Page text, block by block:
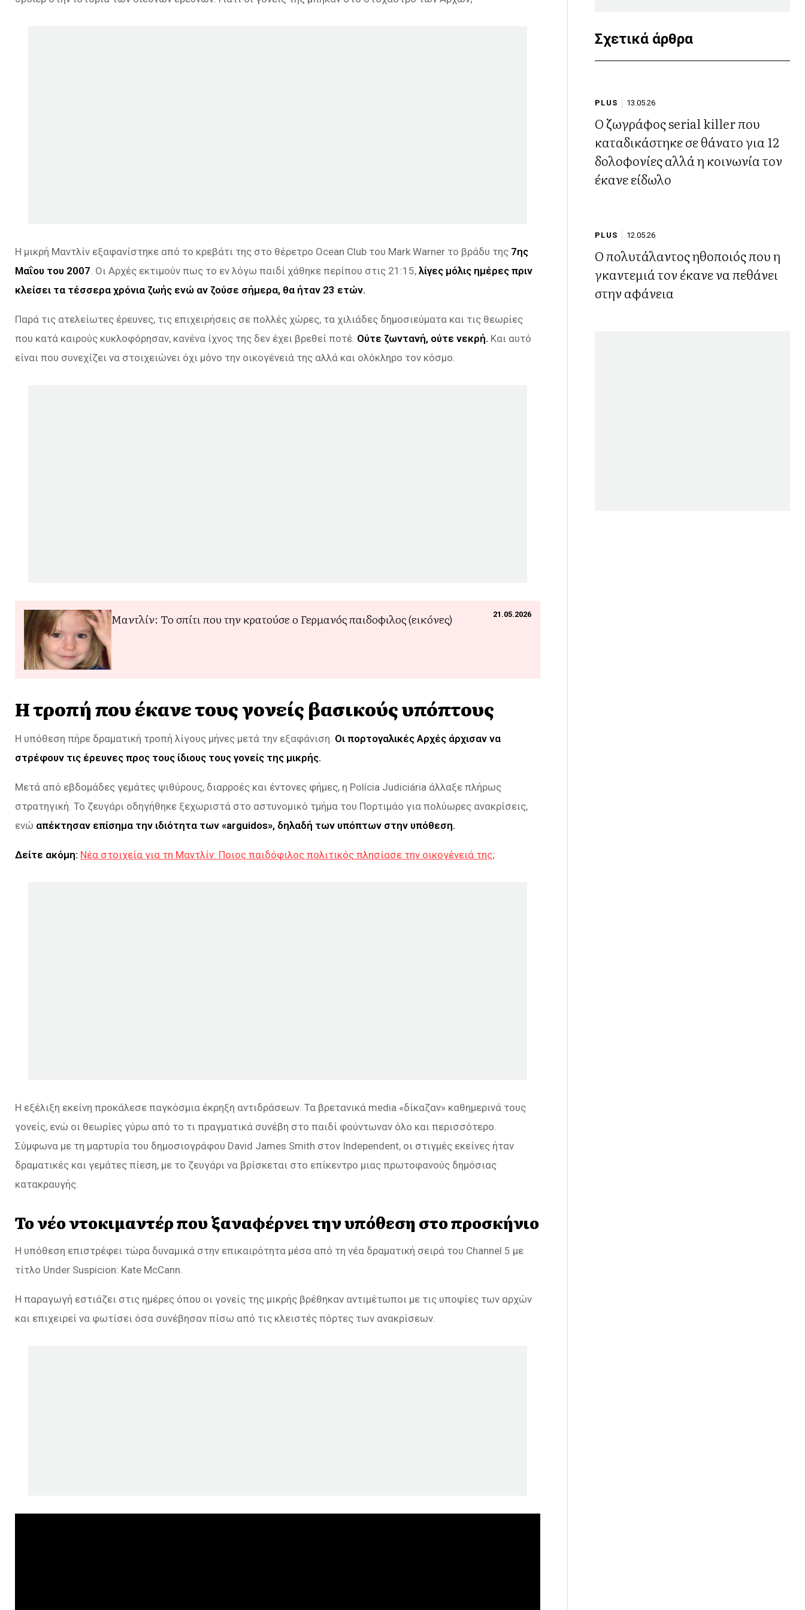
Η μικρή Μαντλίν εξαφανίστηκε από το κρεβάτι της στο θέρετρο Ocean Club του Mark Warner το βράδυ της 7ης
Μαΐου του 2007. Οι Αρχές εκτιμούν πως το εν λόγω παιδί χάθηκε περίπου στις 21:15, λίγες μόλις ημέρες πριν
κλείσει τα τέσσερα χρόνια ζωής ενώ αν ζούσε σήμερα, θα ήταν 23 ετών.
Παρά τις ατελείωτες έρευνες, τις επιχειρήσεις σε πολλές χώρες, τα χιλιάδες δημοσιεύματα και τις θεωρίες
που κατά καιρούς κυκλοφόρησαν, κανένα ίχνος της δεν έχει βρεθεί ποτέ. Ούτε ζωντανή, ούτε νεκρή. Και αυτό
είναι που συνεχίζει να στοιχειώνει όχι μόνο την οικογένειά της αλλά και ολόκληρο τον κόσμο.
21.05.2026
Μαντλίν: Το σπίτι που την κρατούσε ο Γερμανός παιδoφιλος (εικόνες)
Η τροπή που έκανε τους γονείς βασικούς υπόπτους
Η υπόθεση πήρε δραματική τροπή λίγους μήνες μετά την εξαφάνιση. Οι πορτογαλικές Αρχές άρχισαν να
στρέφουν τις έρευνες προς τους ίδιους τους γονείς της μικρής.
Μετά από εβδομάδες γεμάτες ψιθύρους, διαρροές και έντονες φήμες, η Polícia Judiciária άλλαξε πλήρως
στρατηγική. Το ζευγάρι οδηγήθηκε ξεχωριστά στο αστυνομικό τμήμα του Πορτιμάο για πολύωρες ανακρίσεις,
ενώ απέκτησαν επίσημα την ιδιότητα των «arguidos», δηλαδή των υπόπτων στην υπόθεση.
Δείτε ακόμη: Νέα στοιχεία για τη Μαντλίν: Ποιος παιδόφιλος πολιτικός πλησίασε την οικογένειά της;
Η εξέλιξη εκείνη προκάλεσε παγκόσμια έκρηξη αντιδράσεων. Τα βρετανικά media «δίκαζαν» καθημερινά τους
γονείς, ενώ οι θεωρίες γύρω από το τι πραγματικά συνέβη στο παιδί φούντωναν όλο και περισσότερο.
Σύμφωνα με τη μαρτυρία του δημοσιογράφου David James Smith στον Independent, οι στιγμές εκείνες ήταν
δραματικές και γεμάτες πίεση, με το ζευγάρι να βρίσκεται στο επίκεντρο μιας πρωτοφανούς δημόσιας
κατακραυγής.
Το νέο ντοκιμαντέρ που ξαναφέρνει την υπόθεση στο προσκήνιο
Η υπόθεση επιστρέφει τώρα δυναμικά στην επικαιρότητα μέσα από τη νέα δραματική σειρά του Channel 5 με
τίτλο Under Suspicion: Kate McCann.
Η παραγωγή εστιάζει στις ημέρες όπου οι γονείς της μικρής βρέθηκαν αντιμέτωποι με τις υποψίες των αρχών
και επιχειρεί να φωτίσει όσα συνέβησαν πίσω από τις κλειστές πόρτες των ανακρίσεων.
Σχετικά άρθρα
PLUS 13.05.26
Ο ζωγράφος serial killer που
καταδικάστηκε σε θάνατο για 12
δολοφονίες αλλά η κοινωνία τον
έκανε είδωλο
PLUS 12.05.26
Ο πολυτάλαντος ηθοποιός που η
γκαντεμιά τον έκανε να πεθάνει
στην αφάνεια